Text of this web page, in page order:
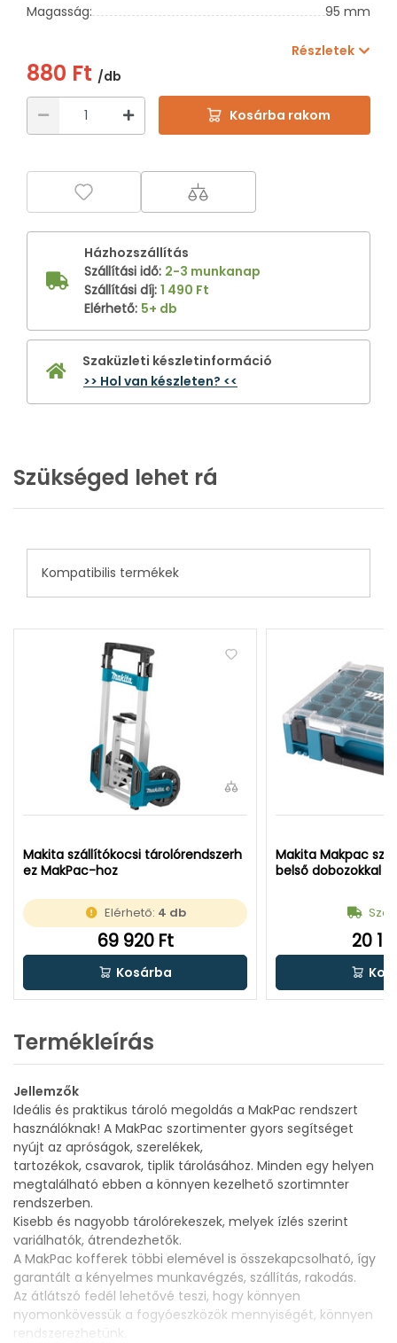
Magasság:
95 mm
Részletek
880 Ft /db
Kosárba rakom
Házhozszállítás
Szállítási idő: 2-3 munkanap
Szállítási díj: 1 490 Ft
Elérhető: 5+ db
Szaküzleti készletinformáció
>> Hol van készleten? <<
Szükséged lehet rá
Kompatibilis termékek
Makita szállítókocsi tárolórendszerh
ez MakPac-hoz
Elérhető: 4 db
69 920 Ft
Kosárba
Makita Makpac
belső dobozokkal
20
Termékleírás
Jellemzők
Ideális és praktikus tároló megoldás a MakPac rendszert
használóknak! A MakPac szortimenter gyors segítséget
nyújt az apróságok, szerelékek,
tartozékok, csavarok, tiplik tárolásához. Minden egy helyen
megtalálható ebben a könnyen kezelhető szortimnter
rendszerben.
Kisebb és nagyobb tárolórekeszek, melyek ízlés szerint
variálhatók, átrendezhetők.
A MakPac kofferek többi elemével is összekapcsolható, így
garantált a kényelmes munkavégzés, szállítás, rakodás.
Az átlátszó fedél lehetővé teszi, hogy könnyen
nyomonkövessük a fogyóeszközök mennyiségét, könnyen
rendszerezhetünk.